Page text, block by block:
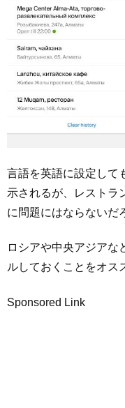
言語を英語に設定して
示されるが、レストラ
に問題にはならないだ
ロシアや中央アジアな
ルしておくことをオス
Sponsored Link